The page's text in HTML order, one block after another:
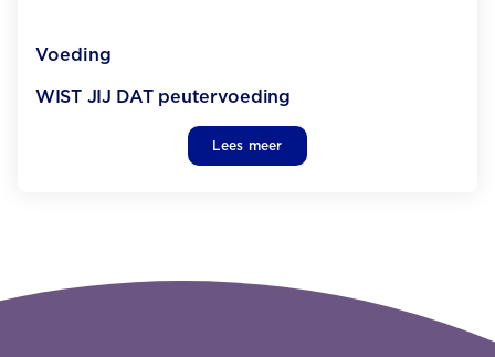
Voeding
WIST JIJ DAT peutervoeding
Lees meer